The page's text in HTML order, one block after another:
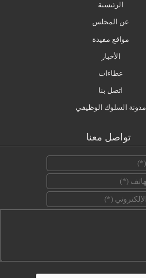
الرئيسية
عن المجلس
مواقع مفيدة
الأخبار
عطاءات
اتصل بنا
مدونة السلوك الوظيفي
تواصل معنا